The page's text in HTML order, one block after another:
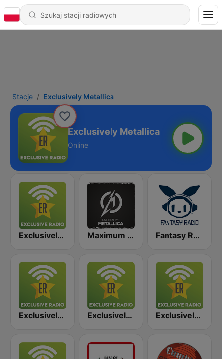
Stacje Exclusively Metallica
Exclusively Metallica
Online
Exclusively Iron Maiden Maximum - Metallica (Максимум) Fantasy Radio UK
Exclusively Pink Floyd Exclusively Nirvana Exclusively Black Sabbath